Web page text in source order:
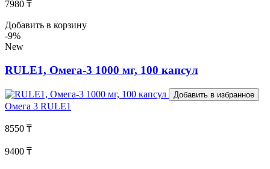
7980 ₸
Добавить в корзину
-9%
New
RULE1, Омега-3 1000 мг, 100 капсул
Добавить в избранное
Омега 3 RULE1
8550 ₸
9400 ₸